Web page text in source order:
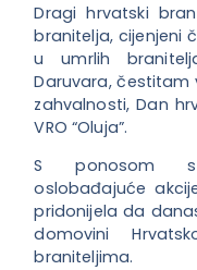
Dragi hrvatski
branitelja, cijenjeni
u umrlih
Daruvara, čestitam
zahvalnosti, Dan
VRO “Oluja”.
S ponosom
oslobađajuće
pridonijela da
domovini
braniteljima.